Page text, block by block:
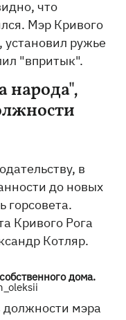
что
Мэр Кривого
установил ружье
"впритык".
народа",
в
до новых
горсовета.
Кривого Рога
Котляр.
дома.
должности мэра